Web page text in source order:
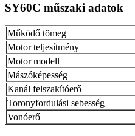
SY60C műszaki adatok
Működő tömeg
Motor teljesítmény
Motor modell
Mászóképesség
Kanál felszakítóerő
Toronyfordulási sebesség
Vonóerő